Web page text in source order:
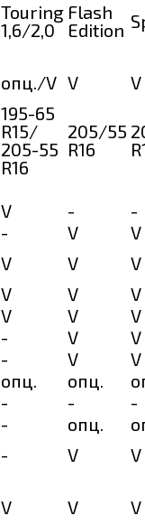
Touring
1,6/2,0
Flash
Edition
опц./V V V
195-65
R15/
205-55
R16
205/55
R16
V -
-
- V
V
V V
V
V V
V
V V
V
- V
V
- V
V
опц. опц.
- -
-
- опц.
- V
V
V V
V